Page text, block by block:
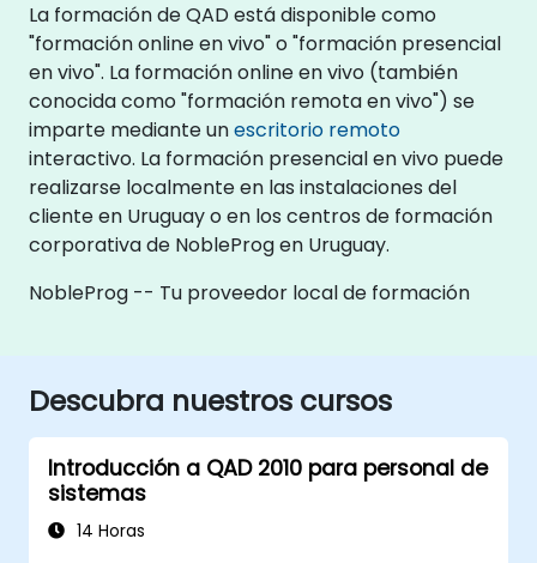
La formación de QAD está disponible como
"formación online en vivo" o "formación presencial
en vivo". La formación online en vivo (también
conocida como "formación remota en vivo") se
imparte mediante unescritorio remoto
interactivo. La formación presencial en vivo puede
realizarse localmente en las instalaciones del
cliente en Uruguay o en los centros de formación
corporativa de NobleProg en Uruguay.
NobleProg -- Tu proveedor local de formación
Descubra nuestros cursos
Introducción a QAD 2010 para personal de
sistemas
14 Horas